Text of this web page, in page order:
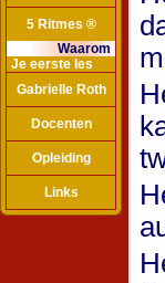
5 Ritmes ®
Waarom
Je eerste les
Gabrielle Roth
Docenten
Opleiding
Links